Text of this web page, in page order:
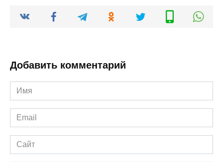
Добавить комментарий
Имя
*
Email
*
Сайт